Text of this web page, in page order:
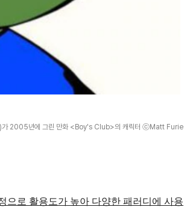
가 2005년에 그린 만화 <Boy's Club>의 캐릭터 ⓒMatt Furie
으로 활용도가 높아 다양한 패러디에 사용